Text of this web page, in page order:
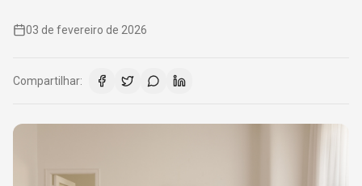
03 de fevereiro de 2026
Compartilhar: